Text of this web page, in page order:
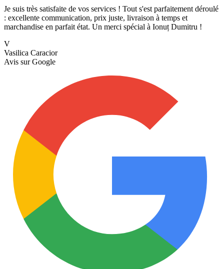
Je suis très satisfaite de vos services ! Tout s'est parfaitement déroulé
: excellente communication, prix juste, livraison à temps et
marchandise en parfait état. Un merci spécial à Ionuț Dumitru !
V
Vasilica Caracior
Avis sur Google